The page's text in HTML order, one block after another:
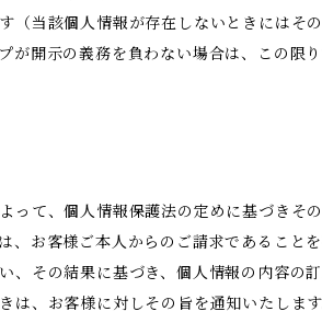
（当該個人情報が存在しないときにはそ
が開示の義務を負わない場合は、この限
って、個人情報保護法の定めに基づきそ
、お客様ご本人からのご請求であること
、その結果に基づき、個人情報の内容の
は、お客様に対しその旨を通知いたしま